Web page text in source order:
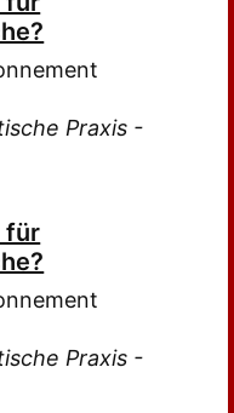
Praxis -
für
Praxis -